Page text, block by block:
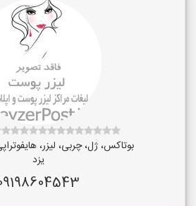
بوتاکس، ژل، چربی، لیزر،
یزد